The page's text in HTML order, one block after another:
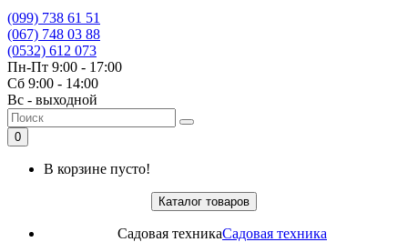
(099) 738 61 51
(067) 748 03 88
(0532) 612 073
Пн-Пт 9:00 - 17:00
Сб 9:00 - 14:00
Вс - выходной
0
В корзине пусто!
Каталог товаров
Садовая техникаСадовая техника